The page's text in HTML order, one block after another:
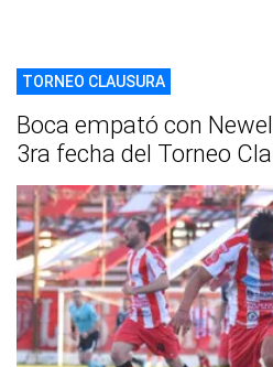
TORNEO CLAUSURA
Boca empató con
3ra fecha del Torneo